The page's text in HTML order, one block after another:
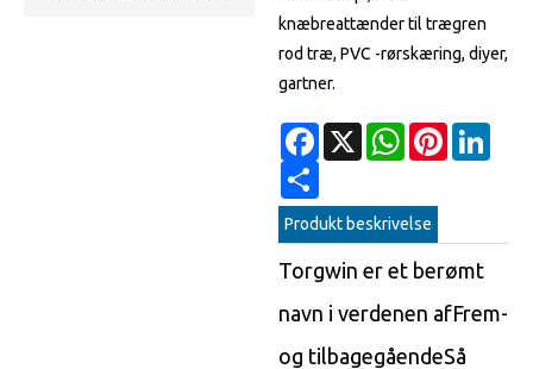
knæbreattænder til trægren
rod træ, PVC -rørskæring, diyer,
gartner.
Facebook
X WhatsAppPinterest
Produkt beskrivelse
Torgwin er et berømt
navn i verdenen afFrem-
og tilbagegåendeSå